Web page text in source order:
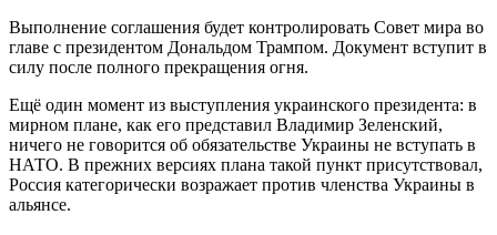
Выполнение соглашения будет контролировать Совет мира во
главе с президентом Дональдом Трампом. Документ вступит в
силу после полного прекращения огня.
Ещё один момент из выступления украинского президента: в
мирном плане, как его представил Владимир Зеленский,
ничего не говорится об обязательстве Украины не вступать в
НАТО. В прежних версиях плана такой пункт присутствовал,
Россия категорически возражает против членства Украины в
альянсе.